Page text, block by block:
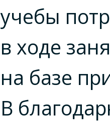
учебы
в ходе
на базе
В